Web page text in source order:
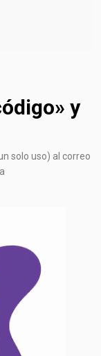
y
solo uso) al correo